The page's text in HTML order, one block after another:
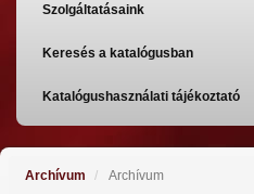
Szolgáltatásaink
Keresés a katalógusban
Katalógushasználati tájékoztató
Archívum Archívum